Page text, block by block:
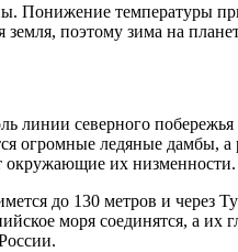
Понижение температуры
поэтому зима на
северного
огромные ледяные дамбы, а
окружающие их низменности.
до 130 метров и через
моря соединятся, а их